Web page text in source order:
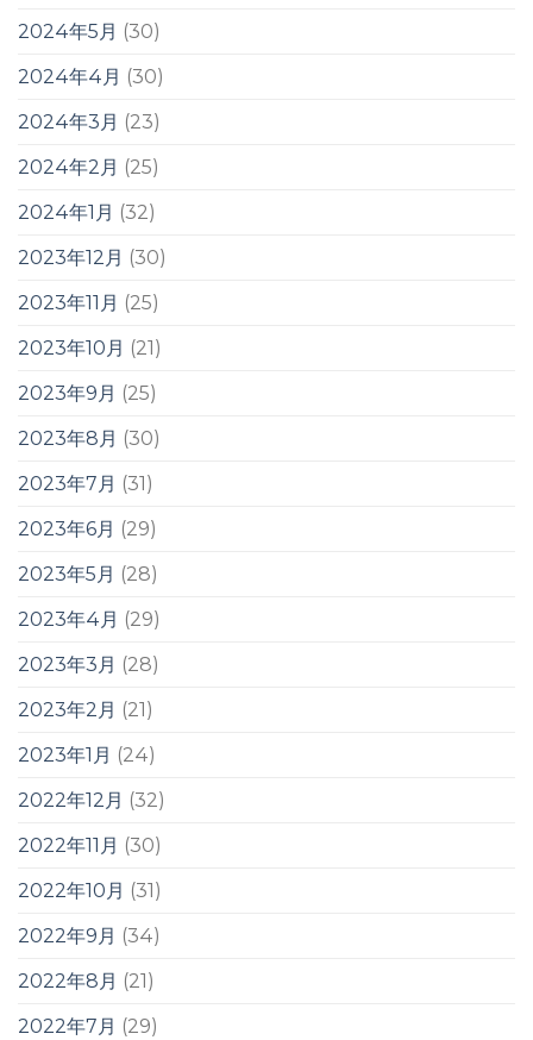
2024年5月 (30)
2024年4月 (30)
2024年3月 (23)
2024年2月 (25)
2024年1月 (32)
2023年12月 (30)
2023年11月 (25)
2023年10月 (21)
2023年9月 (25)
2023年8月 (30)
2023年7月 (31)
2023年6月 (29)
2023年5月 (28)
2023年4月 (29)
2023年3月 (28)
2023年2月 (21)
2023年1月 (24)
2022年12月 (32)
2022年11月 (30)
2022年10月 (31)
2022年9月 (34)
2022年8月 (21)
2022年7月 (29)